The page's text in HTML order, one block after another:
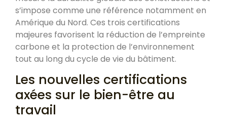
s’impose comme une référence notamment en
Amérique du Nord. Ces trois certifications
majeures favorisent la réduction de l’empreinte
carbone et la protection de l’environnement
tout au long du cycle de vie du bâtiment.
Les nouvelles certifications
axées sur le bien-être au
travail